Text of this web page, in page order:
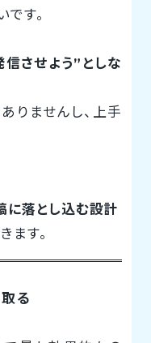
す。
させよう”としな
りませんし、上手
に落とし込む設計
ます。
る